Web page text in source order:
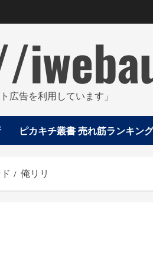
広告を利用しています」
ピカキチ叢書 売れ筋ランキング
俺リリ